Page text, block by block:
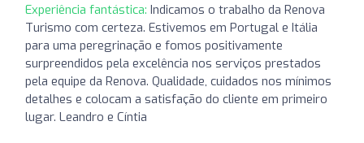
Experiência fantástica: Indicamos o trabalho da Renova
Turismo com certeza. Estivemos em Portugal e Itália
para uma peregrinação e fomos positivamente
surpreendidos pela excelência nos serviços prestados
pela equipe da Renova. Qualidade, cuidados nos mínimos
detalhes e colocam a satisfação do cliente em primeiro
lugar. Leandro e Cíntia